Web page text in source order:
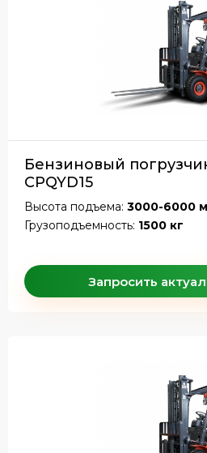
Бензиновый
CPQYD15
Высота подъема: 3000-6000
Грузоподъемность: 1500 кг
Запросить